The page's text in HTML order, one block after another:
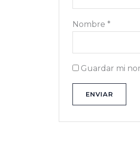
Nombre *
Guardar mi